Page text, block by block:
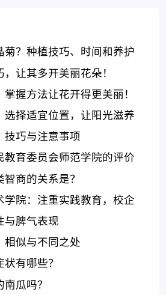
菊？种植技巧、时间和养护
让其多开美丽花朵！
握方法让花开得更美丽！
选择适宜位置，让阳光滋养
技巧与注意事项
教育委员会师范学院的评价
商的关系是？
学院：注重实践教育，校企
与脾气表现
相似与不同之处
有哪些？
瓜吗？